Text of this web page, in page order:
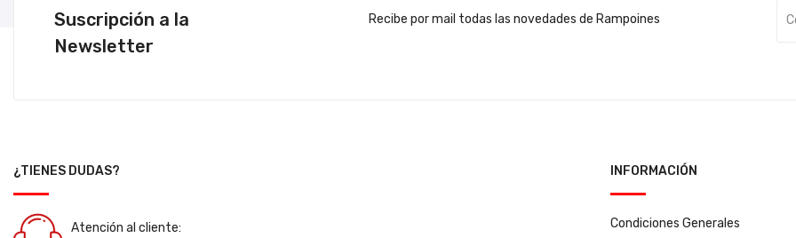
Suscripción a la
Newsletter
Recibe por mail todas las novedades de Rampoines
¿TIENES DUDAS?
Atención al cliente:
INFORMACIÓN
Condiciones Generales